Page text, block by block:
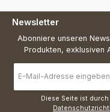
Newsletter
Abonniere unseren
Produkten, exklusiven
Mail-
Adresse
Diese Seite ist